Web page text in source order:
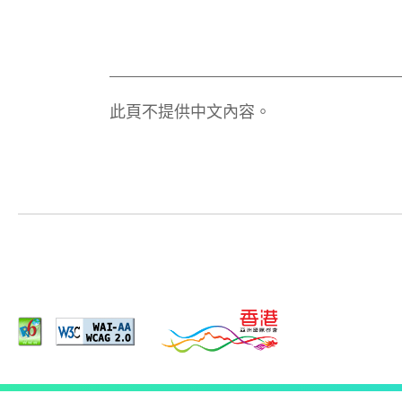
此頁不提供中文內容。